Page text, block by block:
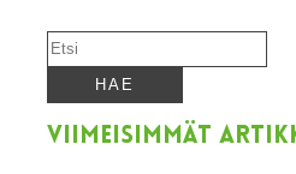
VIIMEISIMMÄT